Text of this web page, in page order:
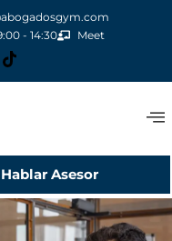
- 14:30
Meet
Hablar Asesor